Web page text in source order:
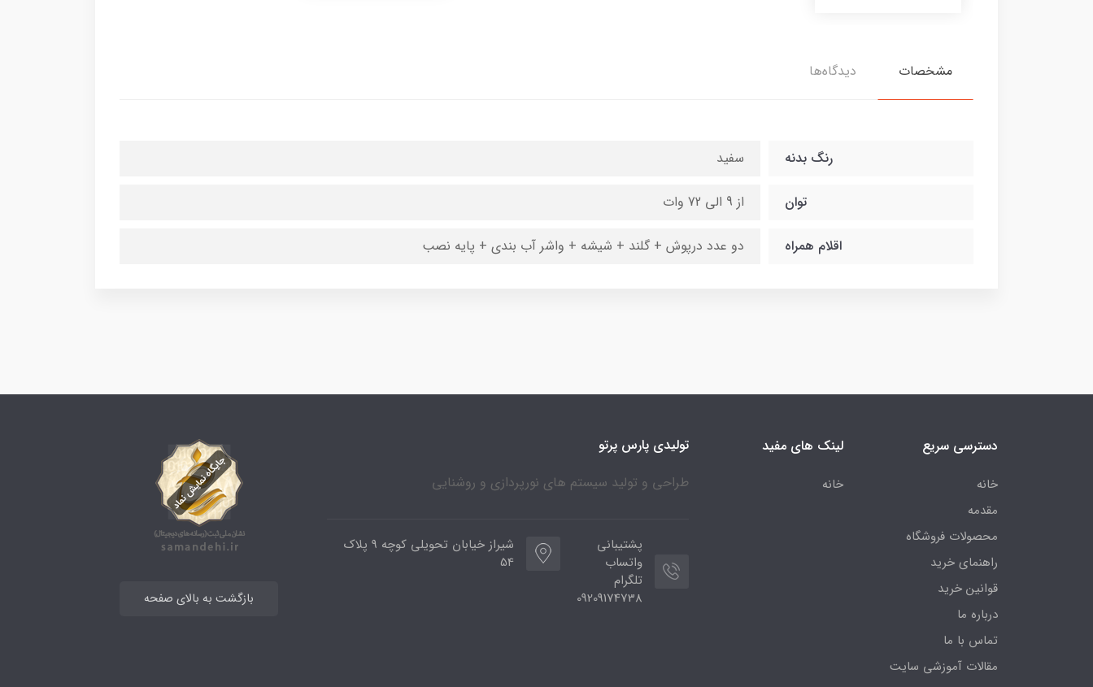
مشخصات دیدگاه‌ها
رنگ بدنه سفید
توان از 9 الی 72 وات
اقلام همراه دو عدد درپوش + گلند + شیشه + واشر آب بندی + پایه نصب
دسترسی سریع
خانه
مقدمه
محصولات فروشگاه
راهنمای خرید
قوانین خرید
درباره ما
تماس با ما
مقالات آموزشی سایت
لینک های مفید
خانه
تولیدی پارس پرتو
طراحی و تولید سیستم های نورپردازی و روشنایی
پشتیبانی
واتساب
تلگرام
09209174738
شیراز خیابان تحویلی کوچه 9 پلاک
54
بازگشت به بالای صفحه